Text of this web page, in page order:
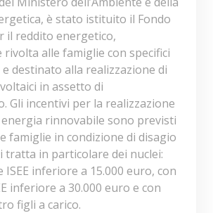
è stato istituito il Fondo
il reddito energetico,
rivolta alle famiglie con specifici
e destinato alla realizzazione di
in assetto di
Gli incentivi per la realizzazione
rinnovabile sono previsti
famiglie in condizione di disagio
tratta in particolare dei nuclei:
ISEE inferiore a 15.000 euro, con
inferiore a 30.000 euro e con
figli a carico.